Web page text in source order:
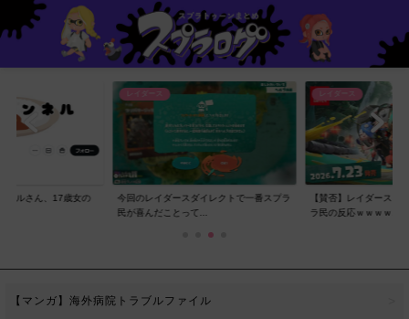
ネルさん、17歳女の
レイダース
今回のレイダースダイレクトで一番スプラ
民が喜んだことって...
レイダース
【賛否】レイダースダ
ラ民の反応ｗｗｗｗ...
【マンガ】海外病院トラブルファイル